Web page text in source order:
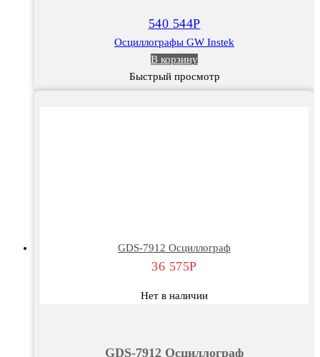
540 544Р
Осциллографы GW Instek
В корзину
Быстрый просмотр
GDS-7912 Осциллограф
36 575Р
Нет в наличии
GDS-7912 Осциллограф